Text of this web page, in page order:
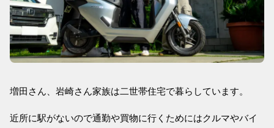
増田さん、岩崎さん家族は二世帯住宅で暮らしています。
近所に駅がないので通勤や買物に行くためにはクルマやバイ